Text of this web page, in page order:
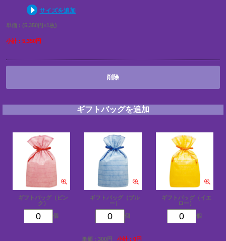
サイズを追加
単価 : (5,350円×1枚)
小計 : 5,350円
削除
ギフトバッグを追加
ギフトバッグ（ピン
ク）
個
ギフトバッグ（ブル
ー）
個
ギフトバッグ（イエ
ロー）
個
単価 : 300円 小計 : 0円